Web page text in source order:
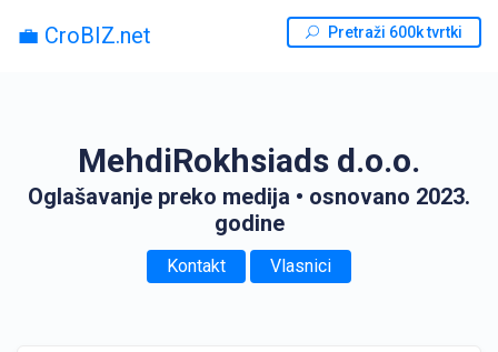
💼 CroBIZ.net Pretraži 600k tvrtki
MehdiRokhsiads d.o.o.
Oglašavanje preko medija • osnovano 2023.
godine
Kontakt Vlasnici